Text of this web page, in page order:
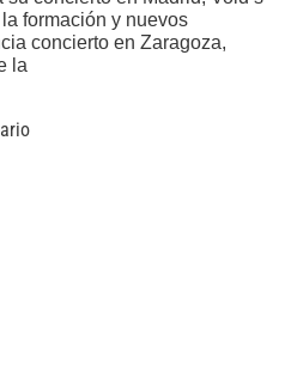
formación y nuevos
concierto en Zaragoza,
la